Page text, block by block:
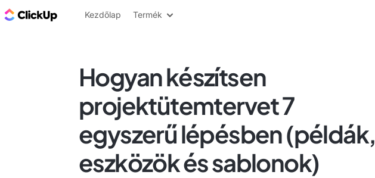
ClickUp blog
Kezdőlap Termék
Hogyan készítsen
projektütemtervet 7
egyszerű lépésben (példák,
eszközök és sablonok)